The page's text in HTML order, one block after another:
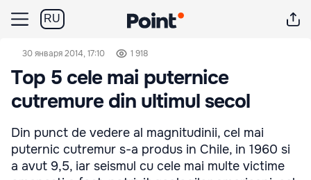
RU
30 января 2014, 17:10 1 918
Top 5 cele mai puternice
cutremure din ultimul secol
Din punct de vedere al magnitudinii, cel mai
puternic cutremur s-a produs in Chile, in 1960 si
a avut 9,5, iar seismul cu cele mai multe victime